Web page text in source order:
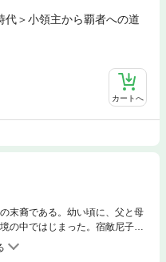
代＞小領主から覇者への道
カートへ
末裔である。幼い頃に、父と母
の中ではじまった。宿敵尼子氏
掌握し、人知れず努力した元就